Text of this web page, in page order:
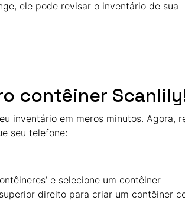
ele pode revisar o inventário de sua
contêiner
inventário em meros minutos. Agora,
seu telefone:
e selecione um contêiner
direito para criar um contêiner